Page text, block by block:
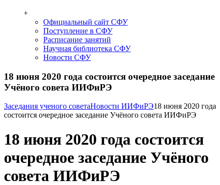
+
Официальный сайт СФУ
Поступление в СФУ
Расписание занятий
Научная библиотека СФУ
Новости СФУ
18 июня 2020 года состоится очередное заседание
Учёного совета ИИФиРЭ
Заседания ученого советаНовости ИИФиРЭ18 июня 2020 года
состоится очередное заседание Учёного совета ИИФиРЭ
18 июня 2020 года состоится
очередное заседание Учёного
совета ИИФиРЭ